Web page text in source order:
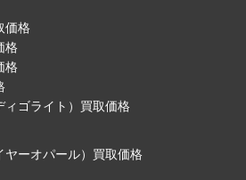
価格
格
格
ィゴライト）買取価格
ヤーオパール）買取価格